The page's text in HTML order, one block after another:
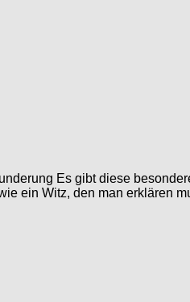
Es gibt diese
ein Witz, den man erklären